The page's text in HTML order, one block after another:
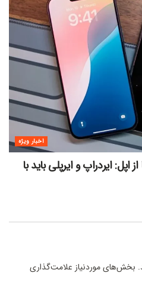
اخبار ویژه
ایردراپ و ایرپلی باید با
بخش‌های موردنیاز علامت‌گذاری